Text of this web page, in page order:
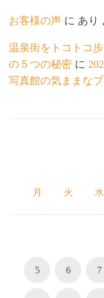
お客様の声 に あり
温泉街をトコトコ
の５つの秘密 に
写真館の気ままな
月 火 水
5 6 7